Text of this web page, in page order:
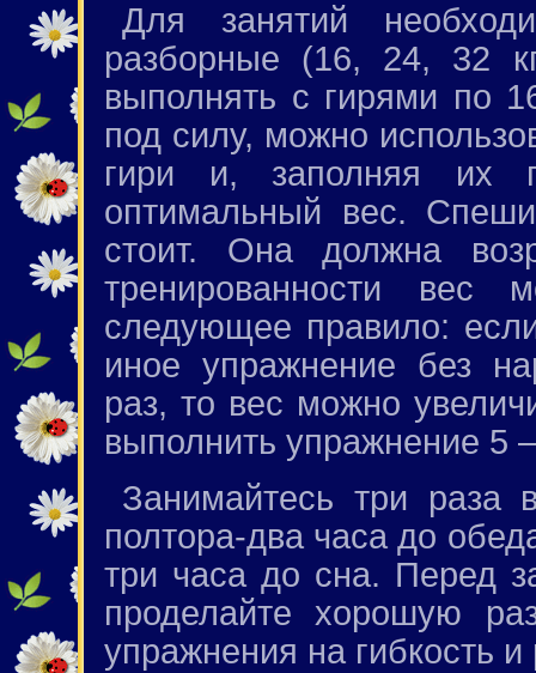
Для занятий
разборные (16, 24, 32
выполнять с гирями по
под силу, можно
гири и, заполняя их
оптимальный вес.
стоит. Она должна
тренированности вес
следующее правило:
иное упражнение без
раз, то вес можно
выполнить упражнение 5
Занимайтесь три
полтора-два часа до
три часа до сна. Перед
проделайте хорошую
упражнения на гибкость и